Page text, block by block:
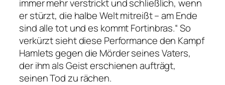
immer mehr verstrickt und schließlich, wenn
er stürzt, die halbe Welt mitreißt – am Ende
sind alle tot und es kommt Fortinbras.“So
verkürzt sieht diese Performance den Kampf
Hamlets gegen die Mörder seines Vaters,
der ihm als Geist erschienen aufträgt,
seinen Tod zu rächen.